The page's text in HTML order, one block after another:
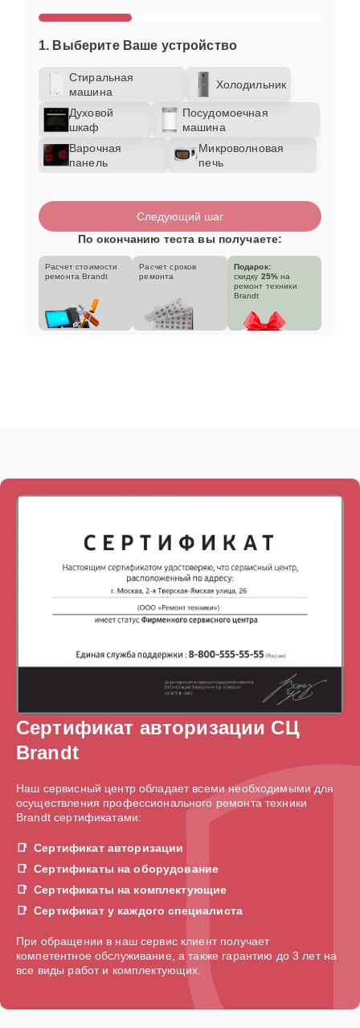
1. Выберите Ваше устройство
Стиральная
машина
Холодильник
Духовой
шкаф
Посудомоечная
машина
Варочная
панель
Микроволновая
печь
Следующий шаг
По окончанию теста вы получаете:
Расчет стоимости
ремонта Brandt
Расчет сроков
ремонта
Подарок:
скидку 25% на
ремонт техники
Brandt
Сертификат авторизации СЦ
Brandt
Наш сервисный центр обладает всеми необходимыми для
осуществления профессионального ремонта техники
Brandt сертификатами:
Сертификат авторизации
Сертификаты на оборудование
Сертификаты на комплектующие
Сертификат у каждого специалиста
При обращении в наш сервис клиент получает
компетентное обслуживание, а также гарантию до 3 лет на
все виды работ и комплектующих.